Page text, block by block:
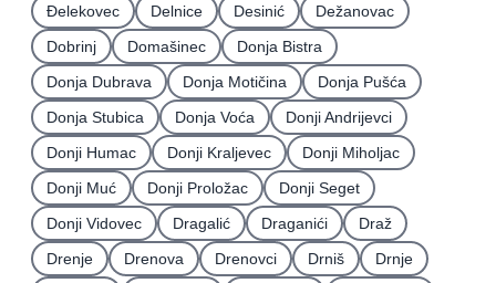
Ðelekovec
Delnice Desinić
Dežanovac
Dobrinj
Domašinec
Donja Bistra
Donja Dubrava
Donja Motičina
Donja Pušća
Donja Stubica
Donja Voća
Donji Andrijevci
Donji Humac
Donji Kraljevec
Donji Miholjac
Donji Muć
Donji Proložac
Donji Seget
Donji Vidovec
Dragalić Draganići
Draž
Drenje
Drenova Drenovci Drniš
Drnje